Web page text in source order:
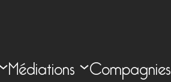
Médiations Compagnies